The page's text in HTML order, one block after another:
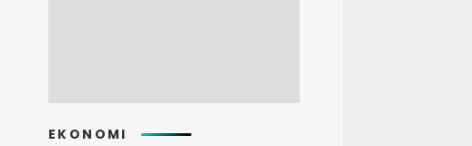
EKONOMI